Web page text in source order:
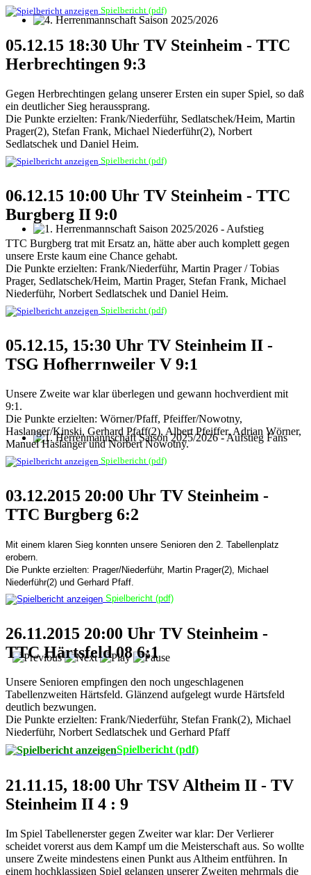
1. Herrenmannschaft Saison 2025/2026 - Aufstieg
1. Herrenmannschaft Saison 2025/2026 - Aufstieg Fans
Spielbericht (pdf)
05.12.15 18:30 Uhr TV Steinheim - TTC
Herbrechtingen 9:3
Gegen Herbrechtingen gelang unserer Ersten ein super Spiel, so daß
ein deutlicher Sieg heraussprang.
Die Punkte erzielten: Frank/Niederführ, Sedlatschek/Heim, Martin
Prager(2), Stefan Frank, Michael Niederführ(2), Norbert
Sedlatschek und Daniel Heim.
Spielbericht (pdf)
06.12.15 10:00 Uhr TV Steinheim - TTC
Burgberg II 9:0
TTC Burgberg trat mit Ersatz an, hätte aber auch komplett gegen
unsere Erste kaum eine Chance gehabt.
Die Punkte erzielten: Frank/Niederführ, Martin Prager / Tobias
Prager, Sedlatschek/Heim, Martin Prager, Stefan Frank, Michael
Niederführ, Norbert Sedlatschek und Daniel Heim.
Spielbericht (pdf)
05.12.15, 15:30 Uhr TV Steinheim II -
TSG Hofherrnweiler V 9:1
Unsere Zweite war klar überlegen und gewann hochverdient mit
9:1.
Die Punkte erzielten: Wörner/Pfaff, Pfeiffer/Nowotny,
Haslanger/Kinski, Gerhard Pfaff(2), Albert Pfeiffer, Adrian Wörner,
Manuel Haslanger und Norbert Nowotny.
Spielbericht (pdf)
03.12.2015 20:00 Uhr TV Steinheim -
TTC Burgberg 6:2
Mit einem klaren Sieg konnten unsere Senioren den 2. Tabellenplatz
erobern.
Die Punkte erzielten: Prager/Niederführ, Martin Prager(2), Michael
Niederführ(2) und Gerhard Pfaff.
Spielbericht (pdf)
26.11.2015 20:00 Uhr TV Steinheim -
TTC Härtsfeld 08 6:1
Unsere Senioren empfingen den noch ungeschlagenen
Tabellenzweiten Härtsfeld. Glänzend aufgelegt wurde Härtsfeld
deutlich bezwungen.
Die Punkte erzielten: Frank/Niederführ, Stefan Frank(2), Michael
Niederführ, Norbert Sedlatschek und Gerhard Pfaff
Spielbericht (pdf)
21.11.15, 18:00 Uhr TSV Altheim II - TV
Steinheim II 4 : 9
Im Spiel Tabellenerster gegen Zweiter war klar: Der Verlierer
scheidet vorerst aus dem Kampf um die Meisterschaft aus. So wollte
unsere Zweite mindestens einen Punkt aus Altheim entführen. In
einem hochklassigen Spiel gelangen unserer Zweiten mehrmals die